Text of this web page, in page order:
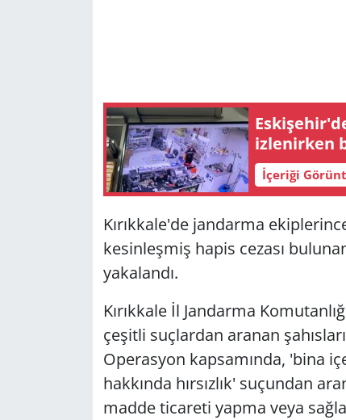
izlenirken
İçeriği
Kırıkkale'de jandarma
kesinleşmiş hapis cezası
yakalandı.
Kırıkkale İl Jandarma
çeşitli suçlardan aranan
Operasyon kapsamında, 'bina
hakkında hırsızlık' suçundan
madde ticareti yapma veya